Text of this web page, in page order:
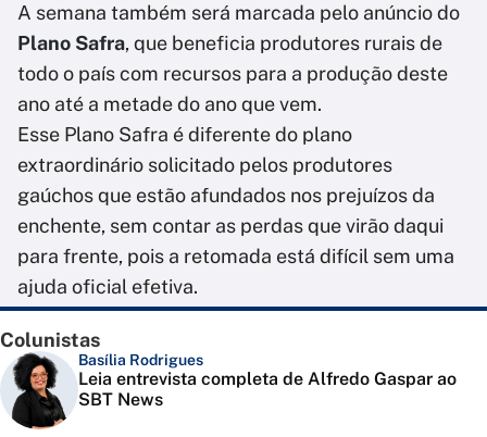
A semana também será marcada pelo anúncio do
Plano Safra, que beneficia produtores rurais de
todo o país com recursos para a produção deste
ano até a metade do ano que vem.
Esse Plano Safra é diferente do plano
extraordinário solicitado pelos produtores
gaúchos que estão afundados nos prejuízos da
enchente, sem contar as perdas que virão daqui
para frente, pois a retomada está difícil sem uma
ajuda oficial efetiva.
Colunistas
Basília Rodrigues
Leia entrevista completa de Alfredo Gaspar ao
SBT News